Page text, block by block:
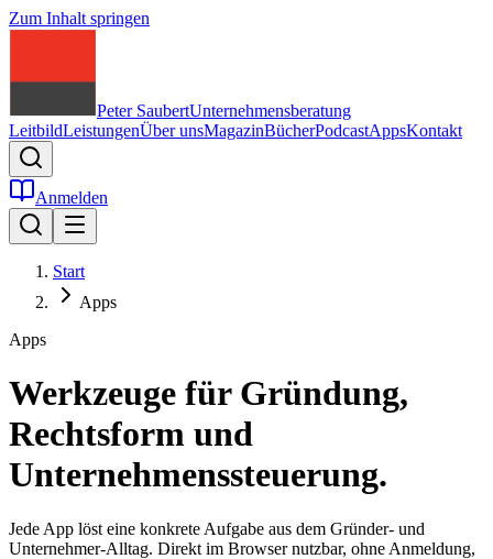
Zum Inhalt springen
Peter SaubertUnternehmensberatung
LeitbildLeistungenÜber unsMagazinBücherPodcastAppsKontakt
Anmelden
Start
Apps
Apps
Werkzeuge für Gründung,
Rechtsform und
Unternehmenssteuerung.
Jede App löst eine konkrete Aufgabe aus dem Gründer- und
Unternehmer-Alltag. Direkt im Browser nutzbar, ohne Anmeldung,